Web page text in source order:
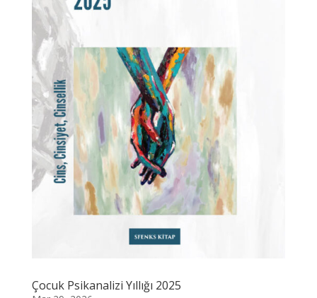
Çocuk Psikanalizi Yıllığı 2025